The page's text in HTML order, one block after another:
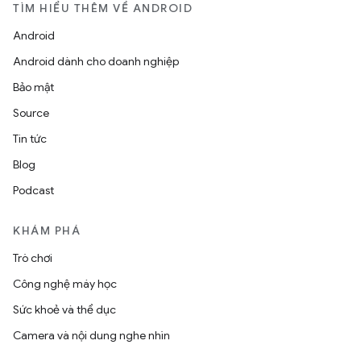
TÌM HIỂU THÊM VỀ ANDROID
Android
Android dành cho doanh nghiệp
Bảo mật
Source
Tin tức
Blog
Podcast
KHÁM PHÁ
Trò chơi
Công nghệ máy học
Sức khoẻ và thể dục
Camera và nội dung nghe nhìn